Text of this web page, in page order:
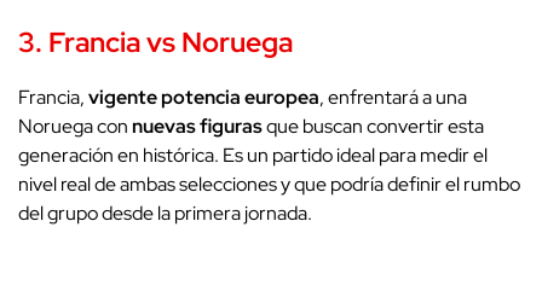
3. Francia vs Noruega
Francia,vigente potencia europea, enfrentará a una
Noruega connuevas figurasque buscan convertir esta
generación en histórica. Es un partido ideal para medir el
nivel real de ambas selecciones y que podría definir el rumbo
del grupo desde la primera jornada.